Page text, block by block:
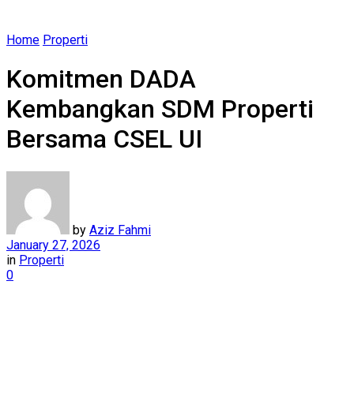
Home Properti
Komitmen DADA
Kembangkan SDM Properti
Bersama CSEL UI
by Aziz Fahmi
January 27, 2026
in Properti
0